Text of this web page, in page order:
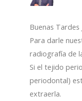
Buenas Tardes
Para darle
radiografía de
Si el tejido
periodontal)
extraerla.